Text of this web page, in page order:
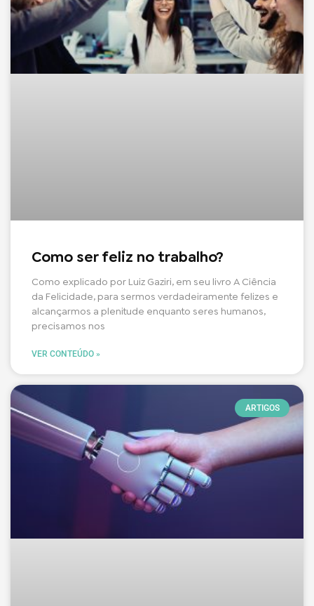
Como ser feliz no trabalho?
Como explicado por Luiz Gaziri, em seu livro A Ciência
da Felicidade, para sermos verdadeiramente felizes e
alcançarmos a plenitude enquanto seres humanos,
precisamos nos
VER CONTEÚDO »
ARTIGOS